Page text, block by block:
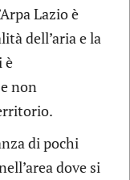
Lazio è
dell’aria e la
è
non
di pochi
dove si